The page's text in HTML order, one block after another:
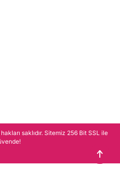
saklıdır. Sitemiz 256 Bit SSL ile